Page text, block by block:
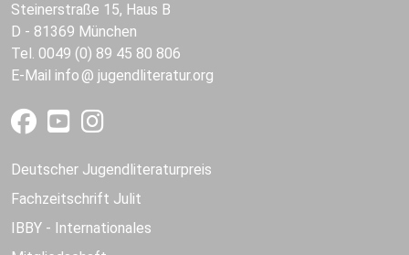
Steinerstraße 15, Haus B
D - 81369 München
Tel. 0049 (0) 89 45 80 806
E-Mail info jugendliteratur.org
Deutscher Jugendliteraturpreis
Fachzeitschrift Julit
IBBY - Internationales